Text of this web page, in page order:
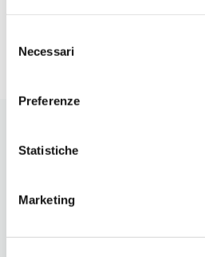
delNecessari
Preferenze
Statistiche
Marketing